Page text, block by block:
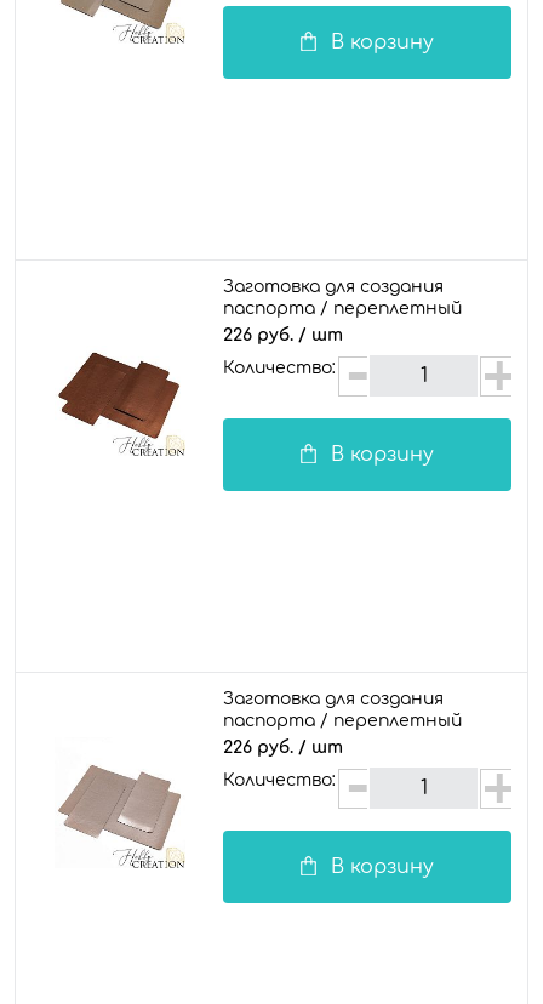
В корзину
Заготовка для создания
паспорта / переплетный
кожзам глянцевый, медный
226 руб. / шт
Количество:
В корзину
Заготовка для создания
паспорта / переплетный
кожзам глянцевый, серо-
226 руб. / шт
Количество:
В корзину